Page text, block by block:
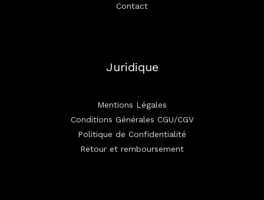
Contact
Juridique
Mentions Légales
Conditions Générales CGU/CGV
Politique de Confidentialité
Retour et remboursement